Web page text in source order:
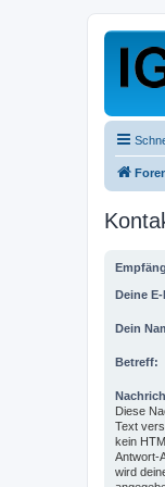
Deine
Dein
Betreff:
Diese
Text
kein
Antwort-
wird